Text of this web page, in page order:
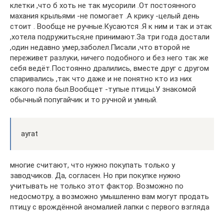
клетки ,что б хоть не так мусорили .От постоянного
махания крыльями -не помогает .А крику -целый день
стоит . Вообще не ручные.Кусаются .Я к ним и так и этак
,хотела подружиться,не принимают.За три года достали
,один недавно умер,заболел.Писали ,что второй не
переживет разлуки, ничего подобного и без него так же
себя ведёт.Постоянно дралились, вместе друг с другом
спаривались ,так что даже и не понятно кто из них
какого пола был.Вообщет -тупые птицы.У знакомой
обычный попугайчик и то ручной и умный.
ayrat
многие считают, что нужно покупать только у
заводчиков. Да, согласен. Но при покупке нужно
учитывать не только этот фактор. Возможно по
недосмотру, а возможно умышленно вам могут продать
птицу с врождённой аномалией лапки с первого взгляда